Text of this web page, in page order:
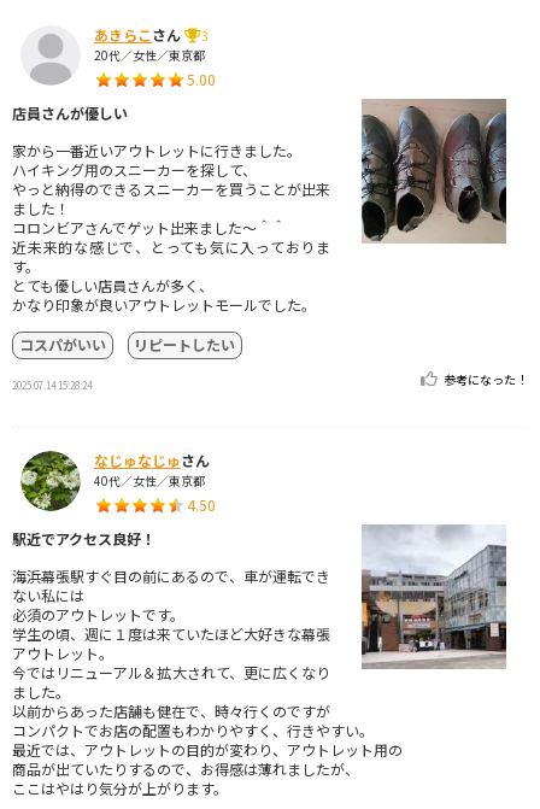
あきらこさん
3
20代／女性／東京都
5.00
店員さんが優しい
家から一番近いアウトレットに行きました。
ハイキング用のスニーカーを探して、
やっと納得のできるスニーカーを買うことが出来
ました！
コロンビアさんでゲット出来ました～＾＾
近未来的な感じで、とっても気に入っておりま
す。
とても優しい店員さんが多く、
かなり印象が良いアウトレットモールでした。
コスパがいい
リピートしたい
2025.07.14 15:28:24 参考になった！
なじゅなじゅさん
40代／女性／東京都
4.50
駅近でアクセス良好！
海浜幕張駅すぐ目の前にあるので、車が運転でき
ない私には
必須のアウトレットです。
学生の頃、週に１度は来ていたほど大好きな幕張
アウトレット。
今ではリニューアル＆拡大されて、更に広くなり
ました。
以前からあった店舗も健在で、時々行くのですが
コンパクトでお店の配置もわかりやすく、行きやすい。
最近では、アウトレットの目的が変わり、アウトレット用の
商品が出ていたりするので、お得感は薄れましたが、
ここはやはり気分が上がります。